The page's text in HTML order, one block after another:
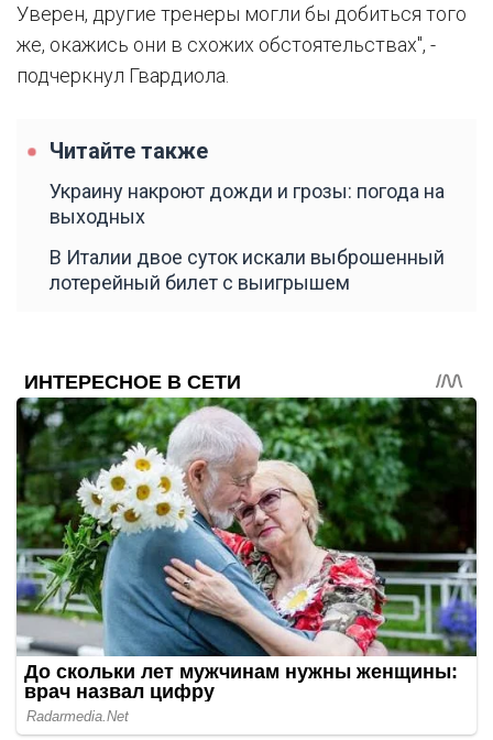
Уверен, другие тренеры могли бы добиться того
же, окажись они в схожих обстоятельствах", -
подчеркнул Гвардиола.
Читайте также
Украину накроют дожди и грозы: погода на
выходных
В Италии двое суток искали выброшенный
лотерейный билет с выигрышем